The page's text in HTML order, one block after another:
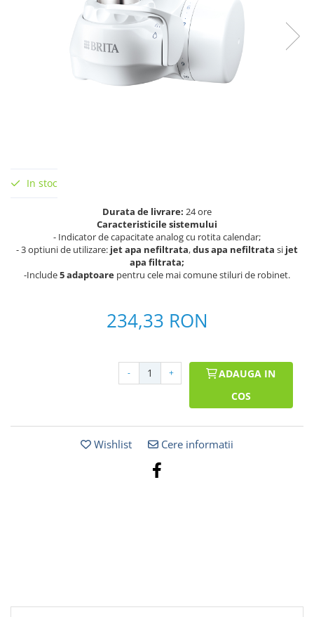
In stoc
Durata de livrare: 24 ore
Caracteristicile sistemului
- Indicator de capacitate analog cu rotita calendar;
- 3 optiuni de utilizare: jet apa nefiltrata,dus apa nefiltrata si jet
apa filtrata;
-Include5 adaptoare pentru cele mai comune stiluri de robinet.
234,33 RON
- +
ADAUGA IN
COS
Wishlist Cere informatii